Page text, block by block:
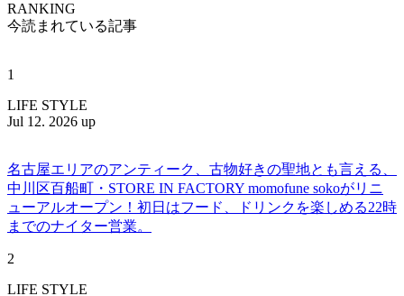
RANKING
今読まれている記事
1
LIFE STYLE
Jul 12. 2026 up
名古屋エリアのアンティーク、古物好きの聖地とも言える、
中川区百船町・STORE IN FACTORY momofune sokoがリニ
ューアルオープン！初日はフード、ドリンクを楽しめる22時
までのナイター営業。
2
LIFE STYLE